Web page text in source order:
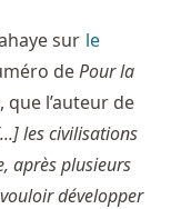
sur le
dePour la
que l’auteur de
les civilisations
après plusieurs
développer